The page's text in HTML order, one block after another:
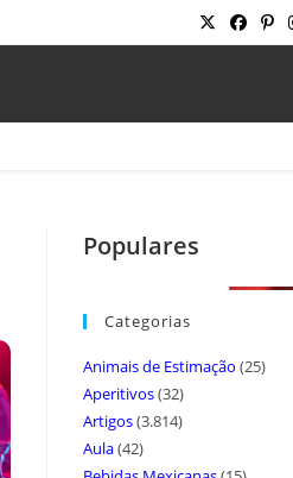
Populares
Categorias
Animais de Estimação (25)
Aperitivos(32)
Artigos(3.814)
Aula(42)